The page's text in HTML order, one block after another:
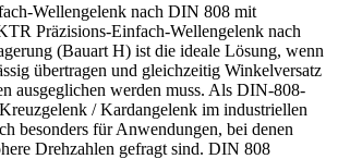
Wellengelenk nach DIN 808 mit
Präzisions-Einfach-Wellengelenk nach
(Bauart H) ist die ideale Lösung, wenn
übertragen und gleichzeitig Winkelversatz
ausgeglichen werden muss. Als DIN-808-
/ Kardangelenk im industriellen
besonders für Anwendungen, bei denen
Drehzahlen gefragt sind. DIN 808